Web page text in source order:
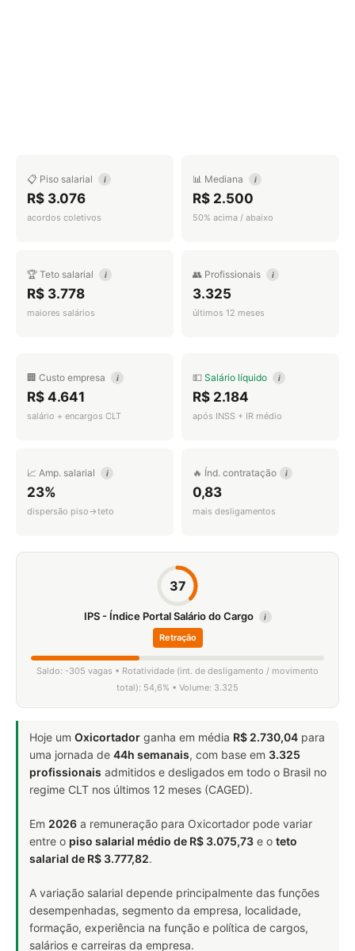
📋 Piso salarial i
R$ 3.076
acordos coletivos
📊 Mediana i
R$ 2.500
50% acima / abaixo
🏆 Teto salarial i
R$ 3.778
maiores salários
👥 Profissionais i
3.325
últimos 12 meses
🏢 Custo empresa i
R$ 4.641
salário + encargos CLT
💵 Salário líquido i
R$ 2.184
após INSS + IR médio
📈 Amp. salarial i
23%
dispersão piso→teto
🔥 Índ. contratação i
0,83
mais desligamentos
37
IPS - Índice Portal Salário do Cargo i
Retração
Saldo: -305 vagas • Rotatividade (int. de desligamento / movimento
total): 54,6% • Volume: 3.325
Hoje um Oxicortador ganha em média R$ 2.730,04 para
uma jornada de 44h semanais, com base em 3.325
profissionais admitidos e desligados em todo o Brasil no
regime CLT nos últimos 12 meses (CAGED).
Em 2026 a remuneração para Oxicortador pode variar
entre o piso salarial médio de R$ 3.075,73 e o teto
salarial de R$ 3.777,82.
A variação salarial depende principalmente das funções
desempenhadas, segmento da empresa, localidade,
formação, experiência na função e política de cargos,
salários e carreiras da empresa.